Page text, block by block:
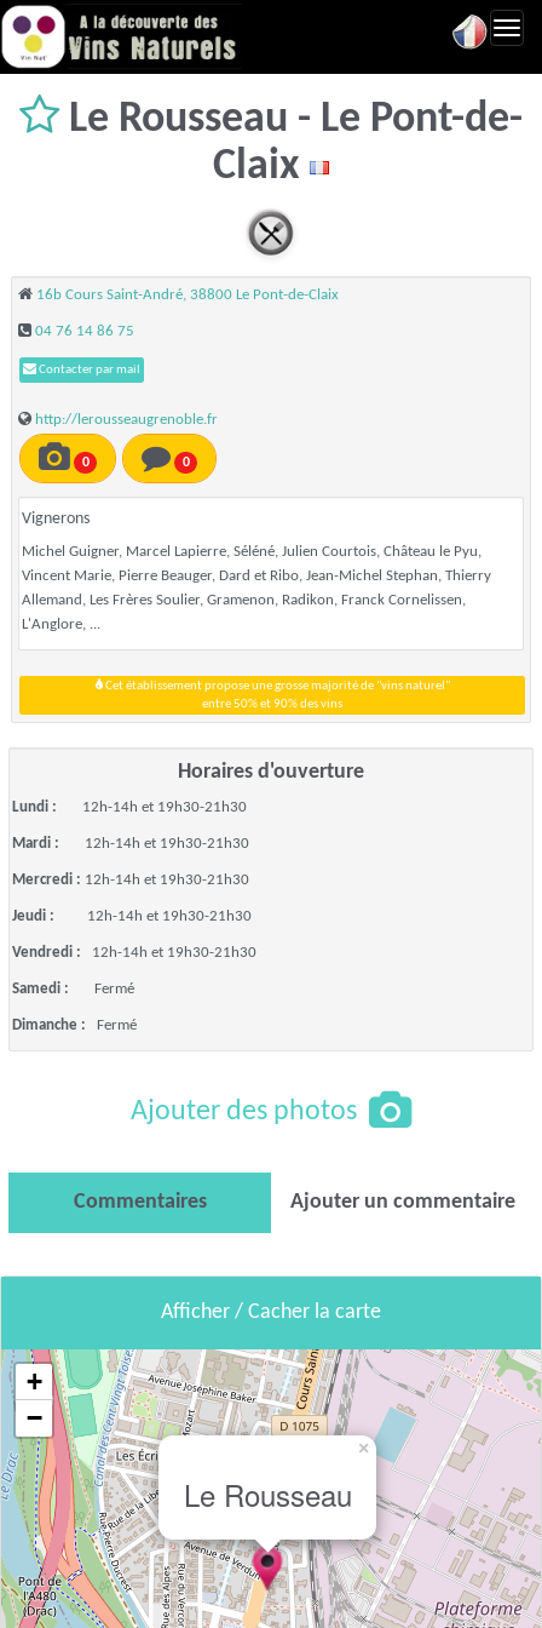
Le Rousseau - Le Pont-de-
Claix
16b Cours Saint-André, 38800 Le Pont-de-Claix
04 76 14 86 75
Contacter par mail
http://lerousseaugrenoble.fr
0 0
Vignerons
Michel Guigner, Marcel Lapierre, Séléné, Julien Courtois, Château le Pyu,
Vincent Marie, Pierre Beauger, Dard et Ribo, Jean-Michel Stephan, Thierry
Allemand, Les Frères Soulier, Gramenon, Radikon, Franck Cornelissen,
L'Anglore, ...
Cet établissement propose une grosse majorité de "vins naturel"
entre 50% et 90% des vins
Horaires d'ouverture
Lundi : 12h-14h et 19h30-21h30
Mardi : 12h-14h et 19h30-21h30
Mercredi : 12h-14h et 19h30-21h30
Jeudi : 12h-14h et 19h30-21h30
Vendredi : 12h-14h et 19h30-21h30
Samedi : Fermé
Dimanche : Fermé
Ajouter des photos
Commentaires Ajouter un commentaire
Afficher / Cacher la carte
Le Rousseau
×
+
−